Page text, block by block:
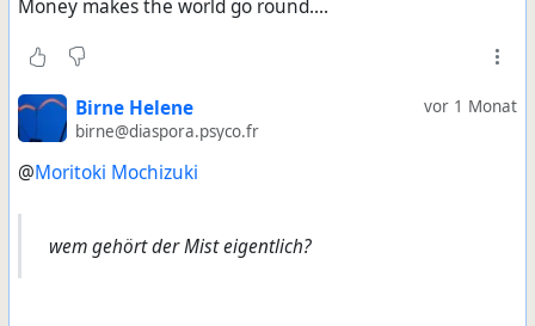
Money makes the world go round....
vor 1 Monat
Birne Helene
birne@diaspora.psyco.fr
@Moritoki Mochizuki
wem gehört der Mist eigentlich?